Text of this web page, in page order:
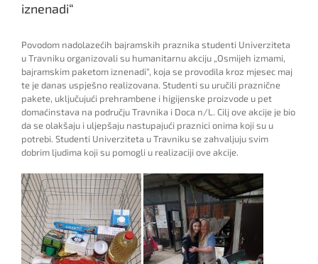
iznenadi“
Povodom nadolazećih bajramskih praznika studenti Univerziteta
u Travniku organizovali su humanitarnu akciju „Osmijeh izmami,
bajramskim paketom iznenadi“, koja se provodila kroz mjesec maj
te je danas uspješno realizovana. Studenti su uručili praznične
pakete, uključujući prehrambene i higijenske proizvode u pet
domaćinstava na području Travnika i Doca n/L. Cilj ove akcije je bio
da se olakšaju i uljepšaju nastupajući praznici onima koji su u
potrebi. Studenti Univerziteta u Travniku se zahvaljuju svim
dobrim ljudima koji su pomogli u realizaciji ove akcije.